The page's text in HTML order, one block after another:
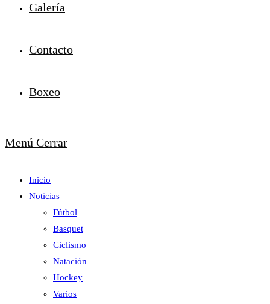
Galería
Contacto
Boxeo
Menú Cerrar
Inicio
Noticias
Fútbol
Basquet
Ciclismo
Natación
Hockey
Varios